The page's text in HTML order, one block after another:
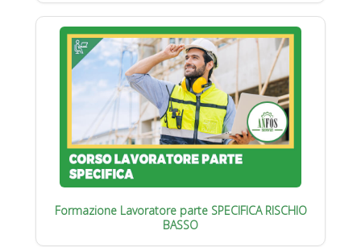
Formazione Lavoratore parte SPECIFICA RISCHIO
BASSO